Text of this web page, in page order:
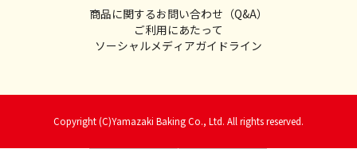
商品に関するお問い合わせ（Q&A）
ご利用にあたって
ソーシャルメディアガイドライン
Copyright (C)Yamazaki Baking Co., Ltd. All rights reserved.